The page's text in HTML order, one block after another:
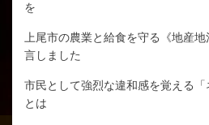
を
上尾市の農業と給食を守る《地産
言しました
市民として強烈な違和感を覚える
とは